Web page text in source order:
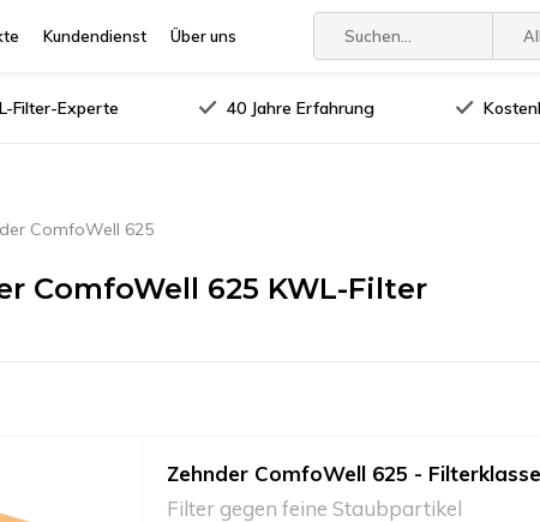
Kundendienst Über uns
Filter-Experte 40 Jahre Erfahrung
ComfoWell 625
ComfoWell 625 KWL-Filter
Zehnder ComfoWell 625 -
Filter gegen feine Staubpartikel